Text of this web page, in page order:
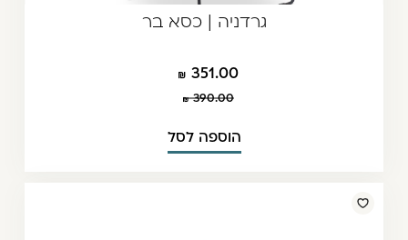
גרדניה | כסא בר
351.00
390.00
הוספה לסל